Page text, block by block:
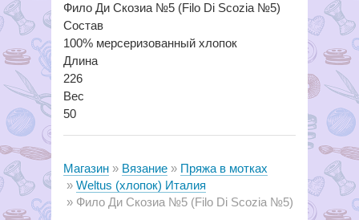
Фило Ди Скозиа №5 (Filo Di Scozia №5)
Состав
100% мерсеризованный хлопок
Длина
226
Вес
50
Магазин Вязание
Пряжа в мотках
Weltus (хлопок) Италия
Фило Ди Скозиа №5 (Filo Di Scozia №5)